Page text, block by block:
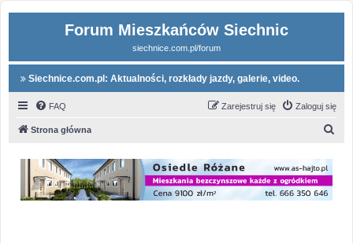
Forum Mieszkańców Siechnic
siechnice.com.pl/forum
Siechnice.com.pl: Aktualności, rozkłady jazdy, galerie, video.
FAQ Zaloguj się
Zarejestruj się
Strona główna